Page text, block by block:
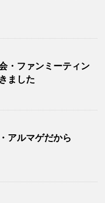
・ファンミーティン
ました
アルマゲだから